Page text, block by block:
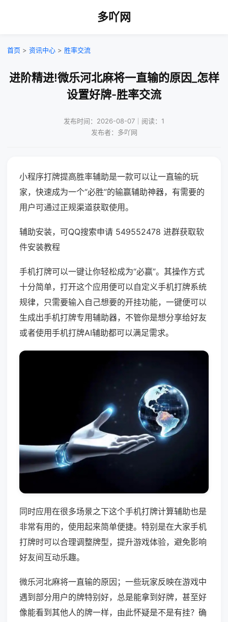
多吖网
首页 > 资讯中心 > 胜率交流
进阶精进!微乐河北麻将一直输的原因_怎样
设置好牌-胜率交流
发布时间：2026-08-07｜阅读：1
发布者：多吖网
小程序打牌提高胜率辅助是一款可以让一直输的玩
家，快速成为一个“必胜”的输赢辅助神器，有需要的
用户可通过正规渠道获取使用。
辅助安装，可QQ搜索申请 549552478 进群获取软
件安装教程
手机打牌可以一键让你轻松成为“必赢”。其操作方式
十分简单，打开这个应用便可以自定义手机打牌系统
规律，只需要输入自己想要的开挂功能，一键便可以
生成出手机打牌专用辅助器，不管你是想分享给好友
或者使用手机打牌AI辅助都可以满足需求。
同时应用在很多场景之下这个手机打牌计算辅助也是
非常有用的，使用起来简单便捷。特别是在大家手机
打牌时可以合理调整牌型，提升游戏体验，避免影响
好友间互动乐趣。
微乐河北麻将一直输的原因；一些玩家反映在游戏中
遇到部分用户的牌特别好，总是能拿到好牌，甚至好
像能看到其他人的牌一样，由此怀疑是不是有挂？确